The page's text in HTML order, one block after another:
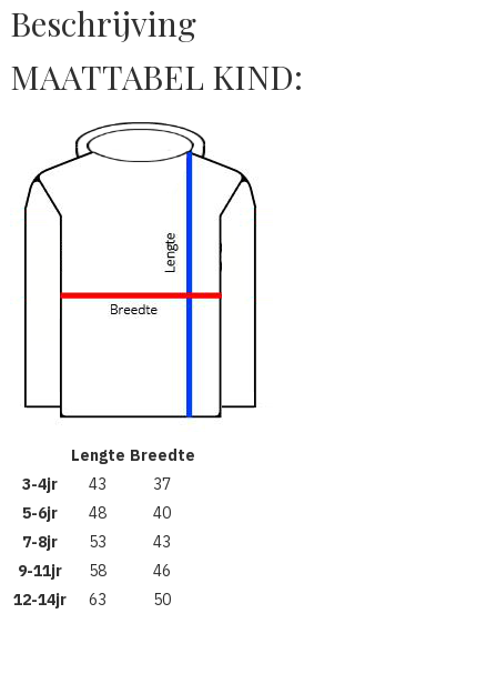
Beschrijving
MAATTABEL KIND:
Lengte Breedte
3-4jr
43
37
5-6jr
48
40
7-8jr
53
43
9-11jr
58
46
12-14jr
63 50